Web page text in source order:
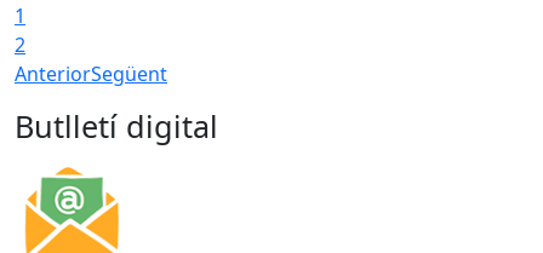
1
2
AnteriorSegüent
Butlletí digital